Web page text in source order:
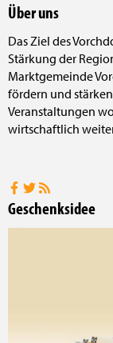
Über uns
Das Ziel des
Stärkung der
Marktgemeinde
fördern und
Veranstaltungen
wirtschaftlich
Geschenksidee